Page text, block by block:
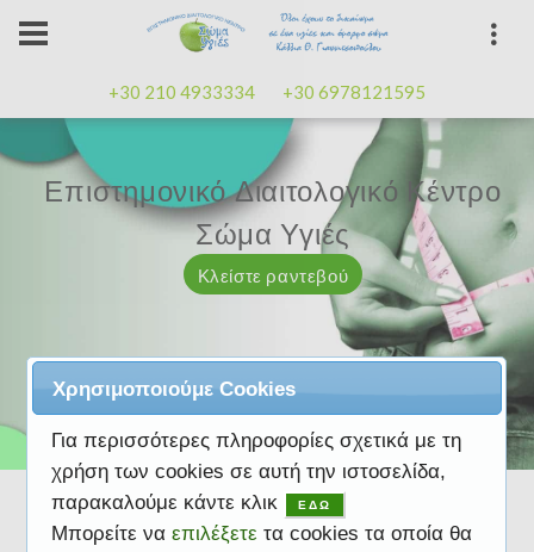
+30 210 4933334 +30 6978121595
Επαγγελματισμός, εμπειρίακαλή
διάθεση
Κλείστε ραντεβού
Επιστημονικό Διαιτολογικό Κέντρο
Σώμα Υγιές
Κλείστε ραντεβού
Μαζί μας μπορείτε
Κλείστε ραντεβού
Επαγγελματισμός, εμπειρίακαλή
διάθεση
Κλείστε ραντεβού
Επιστημονικό Διαιτολογικό Κέντρο
Σώμα Υγιές
Κλείστε ραντεβού
Χρησιμοποιούμε Cookies
Για περισσότερες πληροφορίες σχετικά με τη
χρήση των cookies σε αυτή την ιστοσελίδα,
παρακαλούμε κάντε κλικ
ΕΔΩ
Μπορείτε να επιλέξετε τα cookies τα οποία θα